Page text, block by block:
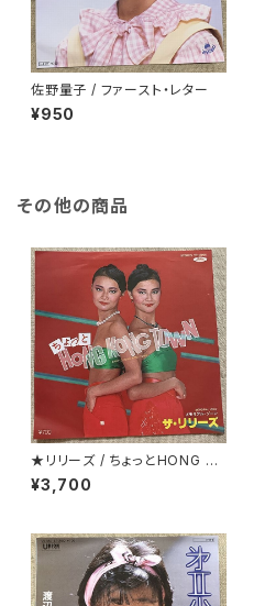
佐野量子 / ファースト・レター
¥950
その他の商品
★リリーズ / ちょっとHONG K
ONG TOWN
¥3,700